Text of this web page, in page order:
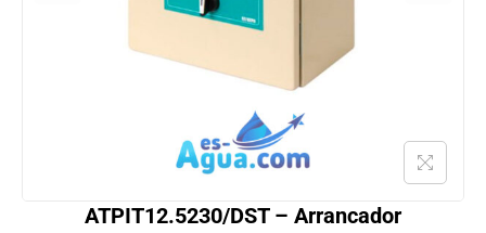
ATPIT12.5230/DST – Arrancador